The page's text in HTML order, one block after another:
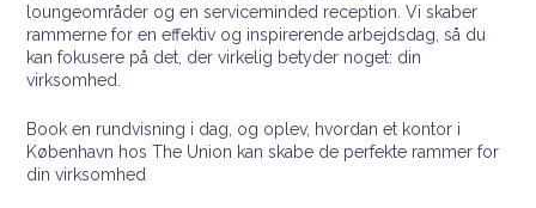
loungeområder og en serviceminded reception. Vi skaber
rammerne for en effektiv og inspirerende arbejdsdag, så du
kan fokusere på det, der virkelig betyder noget: din
virksomhed.
Book en rundvisning i dag, og oplev, hvordan et kontor i
København hos The Union kan skabe de perfekte rammer for
din virksomhed